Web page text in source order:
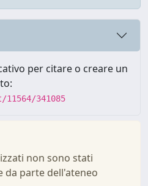
per citare o creare un
341085
non sono stati
da parte dell'ateneo